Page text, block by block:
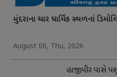
મુંદરાના ચાર ધાર્મિક સ્થળનાં
August 06, Thu, 2026
હાજીપીર પાસે